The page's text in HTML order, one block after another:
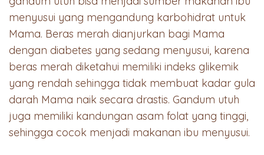
menyusui yang mengandung karbohidrat untuk
Mama. Beras merah dianjurkan bagi Mama
dengan diabetes yang sedang menyusui, karena
beras merah diketahui memiliki indeks glikemik
yang rendah sehingga tidak membuat kadar gula
darah Mama naik secara drastis. Gandum utuh
juga memiliki kandungan asam folat yang tinggi,
sehingga cocok menjadi makanan ibu menyusui.